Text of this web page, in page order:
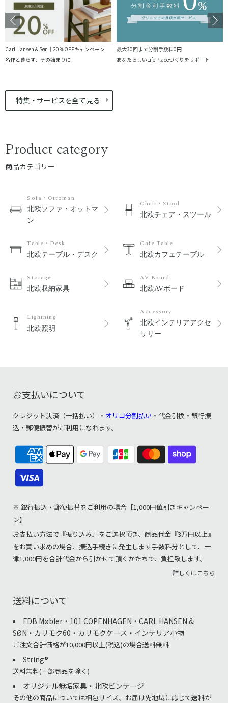
Carl Hansen & Søn｜20％OFFキャンペーン
名作と暮らす、その始まりに
最大30回まで分割手数料0円
あなたらしいLife Placeづくりをサポート
特集・サービスを全て見る
Product category
商品カテゴリー
Sofa・Ottoman
北欧ソファ・オットマ
ン
Chair・Stool
北欧チェア・スツール
Table・Desk
北欧テーブル・デスク
Cafe Table
北欧カフェテーブル
Storage
北欧収納家具
AV Board
北欧AVボード
Lightning
北欧照明
Accessory
北欧インテリアアクセ
サリー
お支払いについて
クレジット決済（一括払い）・ オリコ分割払い ・代金引換・銀行振
込・郵便振替がご利用になれます。
※ 銀行振込・郵便振替をご利用の場合【1,000円値引きキャンペー
ン】
お支払い方法で『振り込み』をご選択頂き、商品代金『3万円以上』
をお買い求めの場合、振込手続きに発生します手数料分として、一
律1,000円を合計代金から引かせて頂くかたちで、負担致します。
詳しくはこちら
送料について
FDB Møbler・101 COPENHAGEN・CARL HANSEN &
SØN・カリモク60・カリモクケース・インテリア小物
ご注文合計価格が10,000円以上(税込)の場合送料無料
String®︎
送料無料(一部商品を除く)
オリジナル無垢家具・北欧ビンテージ
その他の商品については梱包サイズ、お届け先地域に応じて送料が